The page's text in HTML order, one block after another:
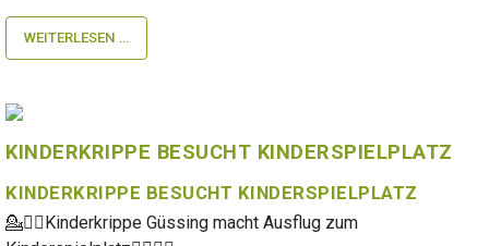
WEITERLESEN …
KINDERKRIPPE BESUCHT KINDERSPIELPLATZ
KINDERKRIPPE BESUCHT KINDERSPIELPLATZ
💁🏃‍♀️Kinderkrippe Güssing macht Ausflug zum